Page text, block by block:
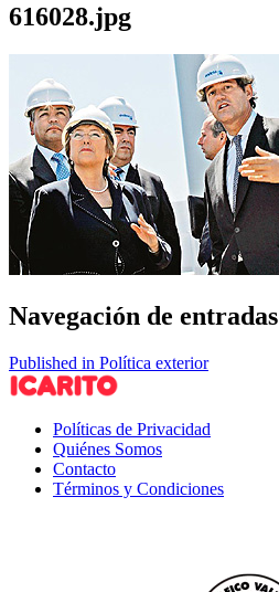
616028.jpg
Navegación de entradas
Published in Política exterior
Políticas de Privacidad
Quiénes Somos
Contacto
Términos y Condiciones